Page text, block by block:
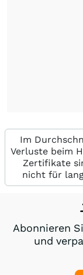
Im
Verluste beim
Zertifikate
nicht für
Abonnieren
und